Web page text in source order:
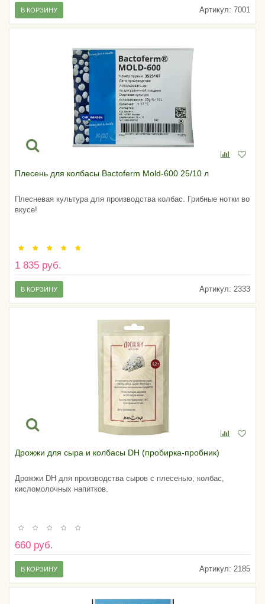
Артикул: 7001
В КОРЗИНУ
Плесень для колбасы Bactoferm Mold-600 25/10 л
Плесневая культура для производства колбас. Грибные нотки во
вкусе!
1 835 руб.
Артикул: 2333
В КОРЗИНУ
Дрожжи для сыра и колбасы DH (пробирка-пробник)
Дрожжи DH для производства сыров с плесенью, колбас,
кисломолочных напитков.
660 руб.
Артикул: 2185
В КОРЗИНУ